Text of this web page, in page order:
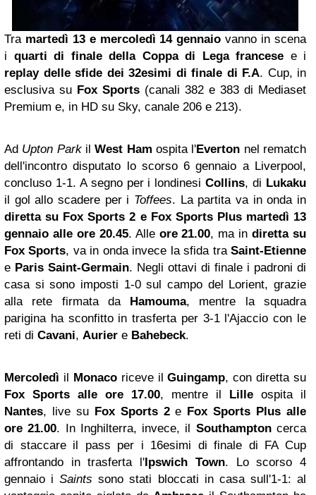
Tra martedì 13 e mercoledì 14 gennaio vanno in scena
i quarti di finale della Coppa di Lega francese e i
replay delle sfide dei 32esimi di finale di F.A. Cup, in
esclusiva su Fox Sports (canali 382 e 383 di Mediaset
Premium e, in HD su Sky, canale 206 e 213).
Ad Upton ParkilWest Ham ospita l'Everton nel rematch
dell'incontro disputato lo scorso 6 gennaio a Liverpool,
concluso 1-1. A segno per i londinesiCollins, di Lukaku
il gol allo scadere per i Toffees. La partita va in onda in
diretta su Fox Sports 2 e Fox Sports Plus martedì 13
gennaio alle ore 20.45. Alle ore 21.00, ma indiretta su
Fox Sports, va in onda invece la sfida traSaint-Etienne
e Paris Saint-Germain. Negli ottavi di finale i padroni di
casa si sono imposti 1-0 sul campo del Lorient, grazie
alla rete firmata da Hamouma, mentre la squadra
parigina ha sconfitto in trasferta per 3-1 l'Ajaccio con le
reti di Cavani, Aurier e Bahebeck.
Mercoledì il Monacoriceve ilGuingamp, con diretta su
Fox Sports alle ore 17.00, mentre il Lille ospita il
Nantes, live su Fox Sports 2e Fox Sports Plus alle
ore 21.00. In Inghilterra, invece, il Southamptoncerca
di staccare il pass per i 16esimi di finale di FA Cup
affrontando in trasferta l'Ipswich Town. Lo scorso 4
gennaio iSaints sono stati bloccati in casa sull'1-1: al